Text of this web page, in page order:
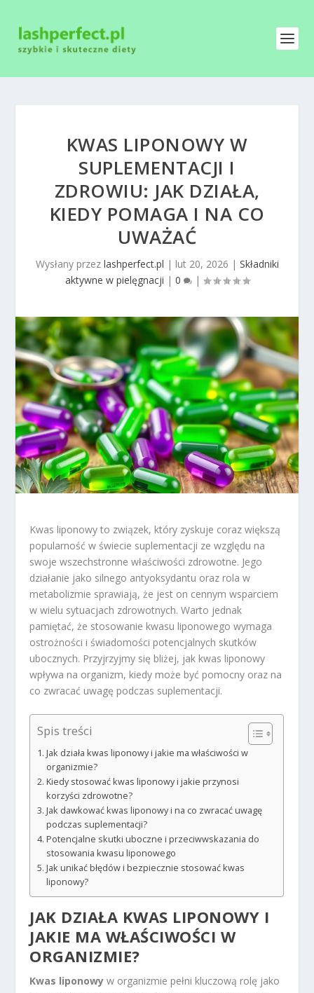
KWAS LIPONOWY W
SUPLEMENTACJI I
ZDROWIU: JAK DZIAŁA,
KIEDY POMAGA I NA CO
UWAŻAĆ
Wysłany przez lashperfect.pl | lut 20, 2026 | Składniki
aktywne w pielęgnacji | 0 |
Kwas liponowy to związek, który zyskuje coraz większą
popularność w świecie suplementacji ze względu na
swoje wszechstronne właściwości zdrowotne. Jego
działanie jako silnego antyoksydantu oraz rola w
metabolizmie sprawiają, że jest on cennym wsparciem
w wielu sytuacjach zdrowotnych. Warto jednak
pamiętać, że stosowanie kwasu liponowego wymaga
ostrożności i świadomości potencjalnych skutków
ubocznych. Przyjrzyjmy się bliżej, jak kwas liponowy
wpływa na organizm, kiedy może być pomocny oraz na
co zwracać uwagę podczas suplementacji.
Spis treści
Jak działa kwas liponowy i jakie ma właściwości w
organizmie?
Kiedy stosować kwas liponowy i jakie przynosi
korzyści zdrowotne?
Jak dawkować kwas liponowy i na co zwracać uwagę
podczas suplementacji?
Potencjalne skutki uboczne i przeciwwskazania do
stosowania kwasu liponowego
Jak unikać błędów i bezpiecznie stosować kwas
liponowy?
JAK DZIAŁA KWAS LIPONOWY I
JAKIE MA WŁAŚCIWOŚCI W
ORGANIZMIE?
Kwas liponowy w organizmie pełni kluczową rolę jako